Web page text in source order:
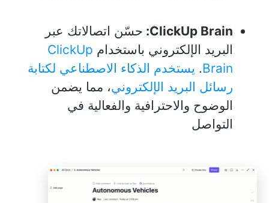
ClickUp Brain: حسّن اتصالاتك عبر
البريد الإلكتروني باستخدام ClickUp
Brain
. يستخدم الذكاء الاصطناعي لكتابة
رسائل البريد الإلكتروني، مما يضمن
الوضوح والاحترافية والفعالية في
التواصل